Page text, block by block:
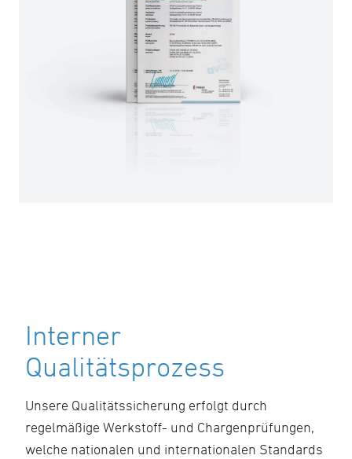
Interner
Qualitätsprozess
Unsere Qualitätssicherung erfolgt durch
regelmäßige Werkstoff- und Chargenprüfungen,
welche nationalen und internationalen Standards